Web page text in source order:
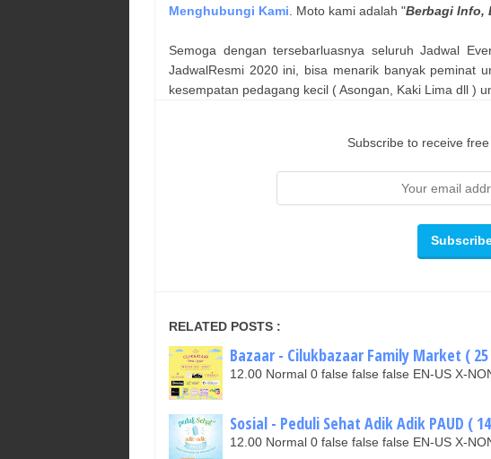
Menghubungi Kami. Moto kami adalah "Berbagi Info,
Semoga dengan tersebarluasnya seluruh Jadwal
JadwalResmi 2020 ini, bisa menarik banyak peminat
kesempatan pedagang kecil ( Asongan, Kaki Lima dll )
Subscribe to receive
RELATED POSTS :
Bazaar - Cilukbazaar Family Market (
12.00 Normal 0 false false false EN-US X-
Sosial - Peduli Sehat Adik Adik PAUD (
12.00 Normal 0 false false false EN-US X-